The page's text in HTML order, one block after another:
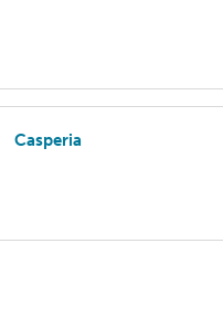
Casperia